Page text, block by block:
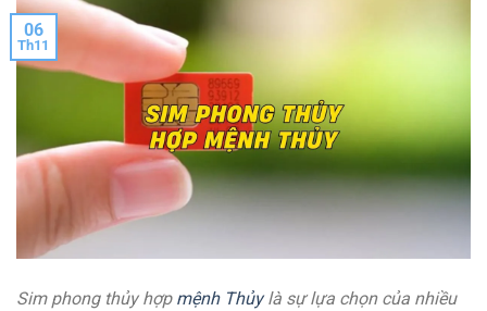
06
Th11
Sim phong thủy hợp mệnh Thủylà sự lựa chọn của nhiều